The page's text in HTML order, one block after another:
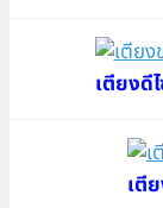
เตียงดี
เตี